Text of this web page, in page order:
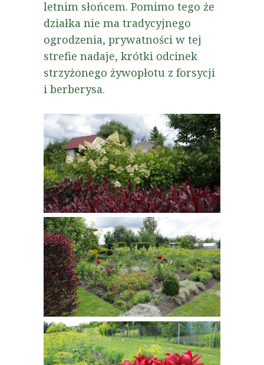
letnim słońcem. Pomimo tego że
działka nie ma tradycyjnego
ogrodzenia, prywatności w tej
strefie nadaje, krótki odcinek
strzyżonego żywopłotu z forsycji
i berberysa.